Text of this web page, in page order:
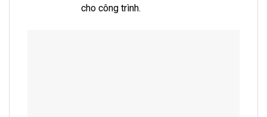
cho công trình.